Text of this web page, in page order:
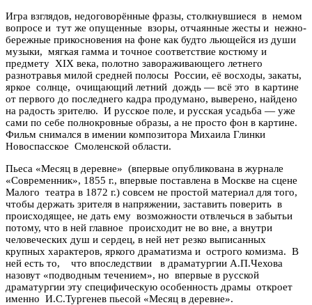
Игра взглядов, недоговорённые фразы, столкнувшиеся в немом
вопросе и тут же опущенные взоры, отчаянные жесты и нежно-
бережные прикосновения на фоне как будто льющейся из души
музыки, мягкая гамма и точное соответствие костюму и
предмету XIX века, полотно завораживающего летнего
разнотравья милой средней полосы России, её восходы, закаты,
яркое солнце, очищающий летний дождь — всё это в картине
от первого до последнего кадра продумано, выверено, найдено
на радость зрителю. И русское поле, и русская усадьба — уже
сами по себе полнокровные образы, а не просто фон в картине.
Фильм снимался в имении композитора Михаила Глинки
Новоспасское Смоленской области.
Пьеса «Месяц в деревне» (впервые опубликована в журнале
«Современник», 1855 г., впервые поставлена в Москве на сцене
Малого театра в 1872 г.) совсем не простой материал для того,
чтобы держать зрителя в напряжении, заставить поверить в
происходящее, не дать ему возможности отвлечься в забытьи
потому, что в ней главное происходит не во вне, а внутри
человеческих душ и сердец, в ней нет резко выписанных
крупных характеров, яркого драматизма и острого комизма. В
ней есть то, что впоследствии в драматургии А.П.Чехова
назовут «подводным течением», но впервые в русской
драматургии эту специфическую особенность драмы откроет
именно И.С.Тургенев пьесой «Месяц в деревне».